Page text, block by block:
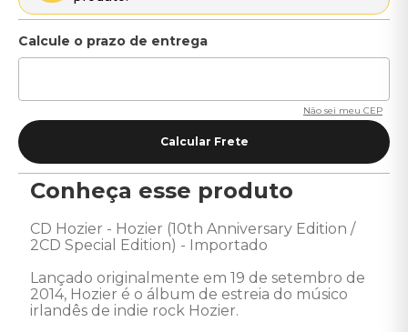
Não sei meu CEP
Conheça esse produto
CD Hozier - Hozier (10th Anniversary Edition /
2CD Special Edition) - Importado
Lançado originalmente em 19 de setembro de
2014, Hozier é o álbum de estreia do músico
irlandês de indie rock Hozier.